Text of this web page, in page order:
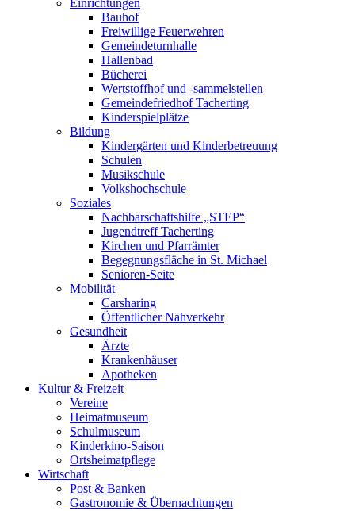
Einrichtungen
Bauhof
Freiwillige Feuerwehren
Gemeindeturnhalle
Hallenbad
Bücherei
Wertstoffhof und -sammelstellen
Gemeindefriedhof Tacherting
Kinderspielplätze
Bildung
Kindergärten und Kinderbetreuung
Schulen
Musikschule
Volkshochschule
Soziales
Nachbarschaftshilfe „STEP“
Jugendtreff Tacherting
Kirchen und Pfarrämter
Begegnungsfläche in St. Michael
Senioren-Seite
Mobilität
Carsharing
Öffentlicher Nahverkehr
Gesundheit
Ärzte
Krankenhäuser
Apotheken
Kultur & Freizeit
Vereine
Heimatmuseum
Schulmuseum
Kinderkino-Saison
Ortsheimatpflege
Wirtschaft
Post & Banken
Gastronomie & Übernachtungen